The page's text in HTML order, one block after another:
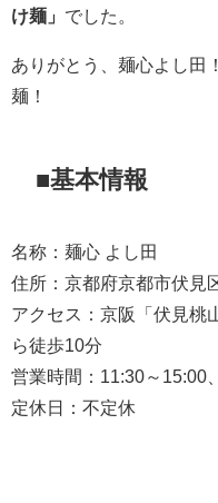
け麺」 でした。
ありがとう、麺心よし
麺！
■基本情報
名称：麺心 よし田
住所：京都府京都市伏見
アクセス：京阪「伏見桃
ら徒歩10分
営業時間：11:30～15:00
定休日：不定休